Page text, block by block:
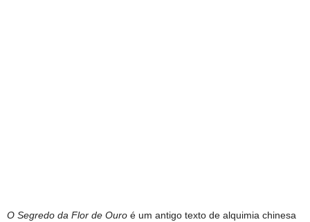
O Segredo da Flor de Ouro é um antigo texto de alquimia chinesa